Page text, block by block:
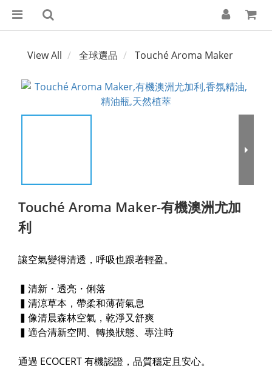
View All 全球選品 Touché Aroma Maker
Touché Aroma Maker-有機澳洲尤加
利
讓空氣變得清透，呼吸也跟著輕盈。
▍清新・透亮・俐落
▍清涼草本，帶柔和薄荷氣息
▍像清晨森林空氣，乾淨又舒爽
▍適合清新空間、轉換狀態、專注時
通過 ECOCERT 有機認證，品質穩定且安心。